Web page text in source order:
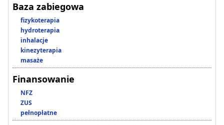
Baza zabiegowa
fizykoterapia
hydroterapia
inhalacje
kinezyterapia
masaże
Finansowanie
NFZ
ZUS
pełnopłatne